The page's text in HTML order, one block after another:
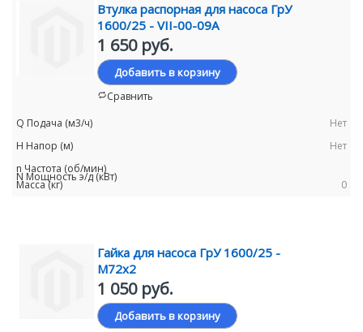
Втулка распорная для насоса ГрУ
1600/25 - VII-00-09А
1 650 руб.
Добавить в корзину
Сравнить
Нет
Нет
0
Гайка для насоса ГрУ 1600/25 -
М72х2
1 050 руб.
Добавить в корзину